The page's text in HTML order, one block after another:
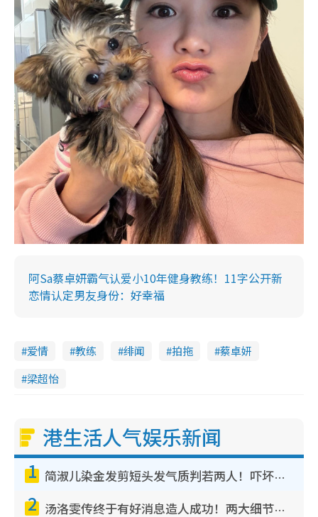
阿Sa蔡卓妍霸气认爱小10年健身教练！11字公开新
恋情认定男友身份：好幸福
爱情 教练 绯闻 拍拖
蔡卓妍
梁超怡
港生活人气娱乐新闻
1 简淑儿染金发剪短头发气质判若两人！吓坏老公麦大力都认不出：“你做什么？”
2 汤洛雯传终于有好消息造人成功！两大细节曝孕味极浓引猜测：大肚婆先会咁！